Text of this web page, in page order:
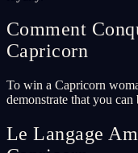
Comment
Capricorn
To win a Capricorn
demonstrate that you
Le Langage